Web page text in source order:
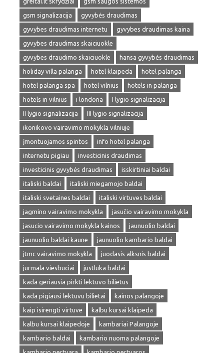
gsm signalizacija
gyvybės draudimas
gyvybes draudimas internetu
gyvybes draudimas kaina
gyvybes draudimas skaiciuokle
gyvybes draudimo skaiciuokle
hansa gyvybės draudimas
holiday villa palanga
hotel klaipeda
hotel palanga
hotel palanga spa
hotel vilnius
hotels in palanga
hotels in vilnius
i londona
I lygio signalizacija
II lygio signalizacija
III lygio signalizacija
ikonikovo vairavimo mokykla vilniuje
įmontuojamos spintos
info hotel palanga
internetu pigiau
investicinis draudimas
investicinis gyvybės draudimas
isskirtiniai baldai
italiski baldai
italiski miegamojo baldai
italiski svetaines baldai
italiski virtuves baldai
jagmino vairavimo mokykla
jasučio vairavimo mokykla
jasucio vairavimo mokykla kainos
jaunuolio baldai
jaunuolio baldai kaune
jaunuolio kambario baldai
jtmc vairavimo mokykla
juodasis alksnis baldai
jurmala viesbuciai
justluka baldai
kada geriausia pirkti lektuvo bilietus
kada pigiausi lektuvu bilietai
kainos palangoje
kaip isirengti virtuve
kalbu kursai klaipeda
kalbu kursai klaipedoje
kambariai Palangoje
kambario baldai
kambario nuoma palangoje